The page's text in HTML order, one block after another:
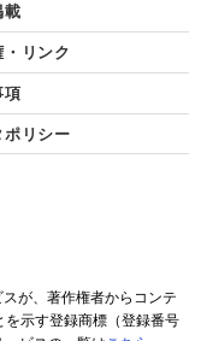
載
・リンク
項
ポリシー
が、著作権者からコンテ
示す登録商標（登録番号